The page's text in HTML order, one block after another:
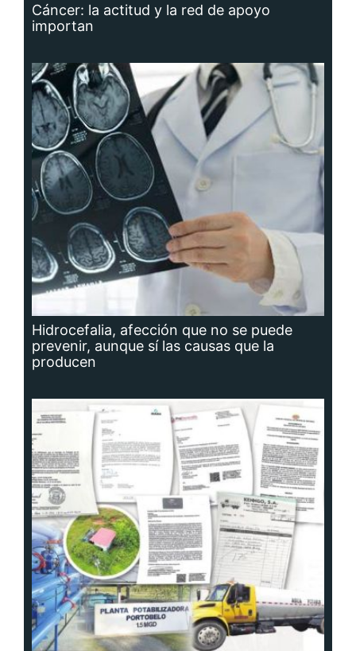
Cáncer: la actitud y la red de apoyo
importan
Hidrocefalia, afección que no se puede
prevenir, aunque sí las causas que la
producen